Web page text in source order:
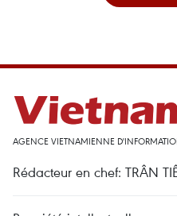
AGENCE VIETNAMIENNE
Rédacteur en chef: TRÂN